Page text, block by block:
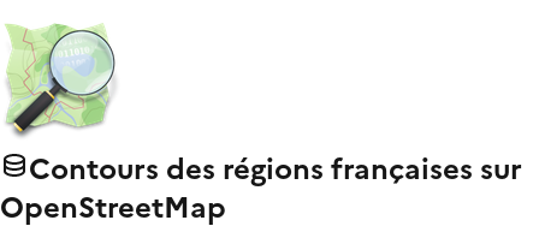
Contours des régions françaises sur
OpenStreetMap